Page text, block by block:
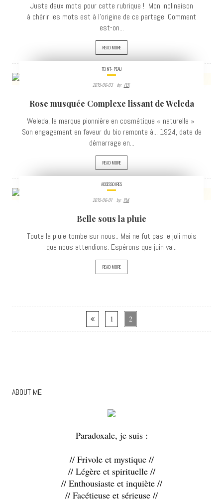
Juste deux mots pour cette rubrique ! Mon inclinaison
à chérir les mots est à l'origine de ce partage. Comment
est-on...
READ MORE
VIEWS
TEINT- PEAU
2015-06-03 By: PLK
Rose musquée Complexe lissant de Weleda
Weleda, la marque pionnière en cosmétique « naturelle »
Son engagement en faveur du bio remonte à... 1924, date de
démarrage en...
READ MORE
ACCESSOIRES
2015-06-01 By: PLK
Belle sous la pluie
Toute la pluie tombe sur nous.. Mai ne fut pas le joli mois
que nous attendions. Espérons que juin va...
READ MORE
1 2
ABOUT ME
Paradoxale, je suis :
// Frivole et mystique //
// Légère et spirituelle //
// Enthousiaste et inquiète //
// Facétieuse et sérieuse //